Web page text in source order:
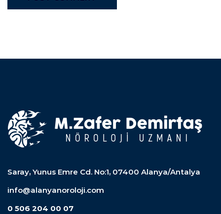
Saray, Yunus Emre Cd. No:1, 07400 Alanya/Antalya
info@alanyanoroloji.com
0 506 204 00 07